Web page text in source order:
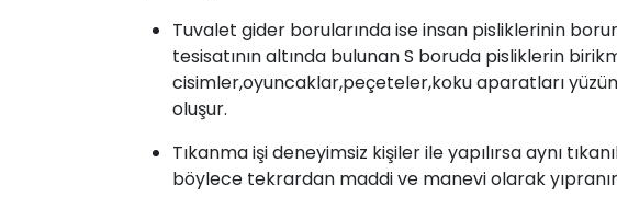
Tuvalet gider borularında ise insan pisliklerinin
tesisatının altında bulunan S boruda pisliklerin
cisimler,oyuncaklar,peçeteler,koku aparatları
oluşur.
Tıkanmaişi deneyimsiz kişiler ile yapılırsa aynı
böylece tekrardan maddi ve manevi olarak